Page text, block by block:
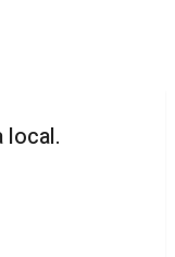
local.